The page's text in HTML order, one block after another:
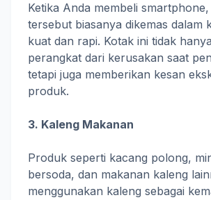
Ketika Anda membeli
tersebut biasanya dikemas dalam
kuat dan rapi. Kotak ini tidak
perangkat dari kerusakan saat
tetapi juga memberikan kesan
produk.
3. Kaleng Makanan
Produk seperti kacang polong,
bersoda, dan makanan kaleng
menggunakan kaleng sebagai